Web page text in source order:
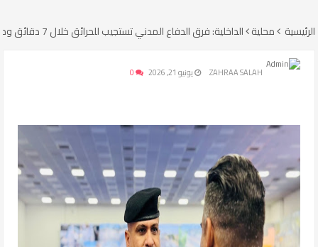
الرئيسية محلية الداخلية: فرق الدفاع المدني تستجيب للحرائق خلال 7 دقائق ومركبات الإطفاء مزودة بأنظمة تتبع حديثة
ZAHRAA SALAH يونيو 21, 2026